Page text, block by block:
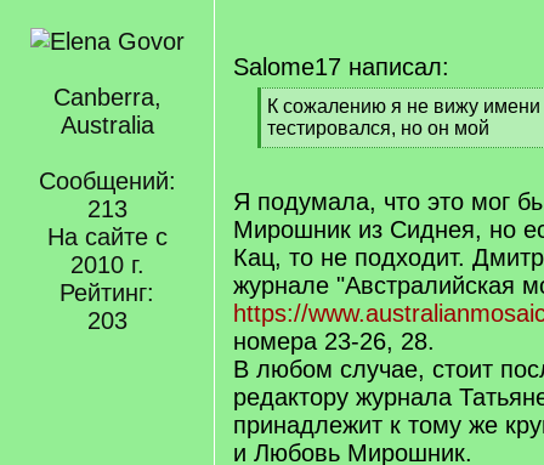
Canberra,
Australia
Сообщений:
213
На сайте с
2010 г.
Рейтинг:
203
Salome17 написал:
[
q
]
К сожалению я не вижу имени
тестировался, но он мой
[
q
]
Я подумала, что это мог
Мирошник из Сиднея, но
Кац, то не подходит.
журнале "Австралийская
https://
номера 23-26, 28.
В любом случае, стоит
редактору журнала
принадлежит к тому же
и Любовь Мирошник.